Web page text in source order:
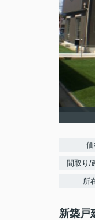
間取り/
所
新築